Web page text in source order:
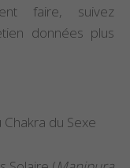
faire, suivez
données plus
du Sexe